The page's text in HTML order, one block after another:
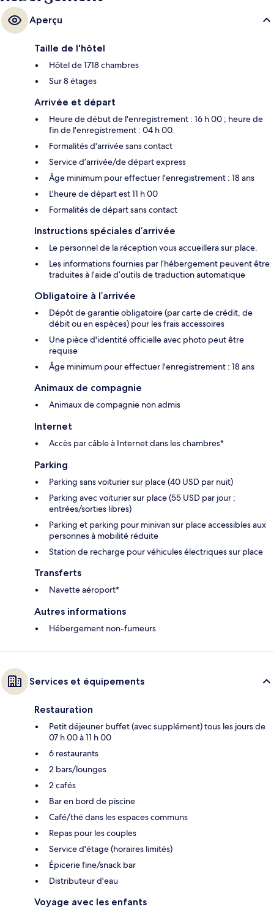
Aperçu
Taille de l'hôtel
Hôtel de 1718 chambres
Sur 8 étages
Arrivée et départ
Heure de début de l'enregistrement : 16 h 00 ; heure de
fin de l'enregistrement : 04 h 00.
Formalités d'arrivée sans contact
Service d’arrivée/de départ express
Âge minimum pour effectuer l'enregistrement : 18 ans
L'heure de départ est 11 h 00
Formalités de départ sans contact
Instructions spéciales d’arrivée
Le personnel de la réception vous accueillera sur place.
Les informations fournies par l’hébergement peuvent être
traduites à l’aide d’outils de traduction automatique
Obligatoire à l’arrivée
Dépôt de garantie obligatoire (par carte de crédit, de
débit ou en espèces) pour les frais accessoires
Une pièce d'identité officielle avec photo peut être
requise
Âge minimum pour effectuer l'enregistrement : 18 ans
Animaux de compagnie
Animaux de compagnie non admis
Internet
Accès par câble à Internet dans les chambres*
Parking
Parking sans voiturier sur place (40 USD par nuit)
Parking avec voiturier sur place (55 USD par jour ;
entrées/sorties libres)
Parking et parking pour minivan sur place accessibles aux
personnes à mobilité réduite
Station de recharge pour véhicules électriques sur place
Transferts
Navette aéroport*
Autres informations
Hébergement non-fumeurs
Services et équipements
Restauration
Petit déjeuner buffet (avec supplément) tous les jours de
07 h 00 à 11 h 00
6 restaurants
2 bars/lounges
2 cafés
Bar en bord de piscine
Café/thé dans les espaces communs
Repas pour les couples
Service d'étage (horaires limités)
Épicerie fine/snack bar
Distributeur d'eau
Voyage avec les enfants